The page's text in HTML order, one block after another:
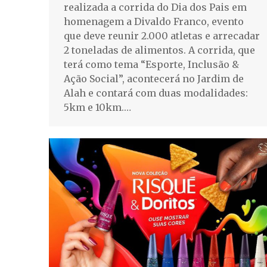
realizada a corrida do Dia dos Pais em
homenagem a Divaldo Franco, evento
que deve reunir 2.000 atletas e arrecadar
2 toneladas de alimentos. A corrida, que
terá como tema “Esporte, Inclusão &
Ação Social”, acontecerá no Jardim de
Alah e contará com duas modalidades:
5km e 10km.…